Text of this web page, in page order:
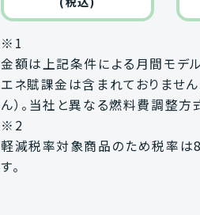
※1
金額は上記条件による月間モデ
エネ賦課金は含まれておりませ
ん）。当社と異なる燃料費調整
※2
軽減税率対象商品のため税率は
す。